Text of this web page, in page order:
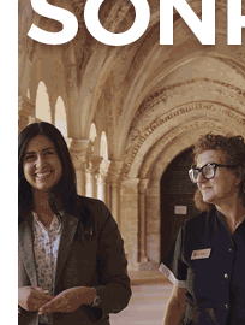
Cabrera.
Fuente Diputación de León
Ahora León
FITUR
Turisleon